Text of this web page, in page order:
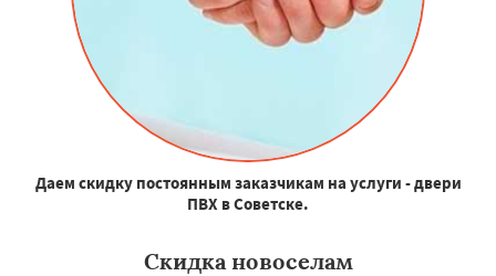
Даем скидку постоянным заказчикам на услуги - двери
ПВХ в Советске.
Скидка новоселам